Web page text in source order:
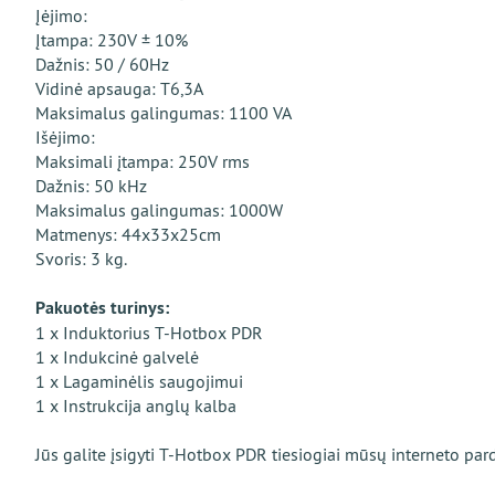
Įėjimo:
Įtampa: 230V ± 10%
Dažnis: 50 / 60Hz
Vidinė apsauga: T6,3A
Maksimalus galingumas: 1100 VA
Išėjimo:
Maksimali įtampa: 250V rms
Dažnis: 50 kHz
Maksimalus galingumas: 1000W
Matmenys: 44x33x25cm
Svoris: 3 kg.
Pakuotės turinys:
1 x Induktorius Т-Hotbox PDR
1 х Indukcinė galvelė
1 х Lagaminėlis saugojimui
1 х Instrukcija anglų kalba
Jūs galite įsigyti T-Hotbox PDR tiesiogiai mūsų interneto